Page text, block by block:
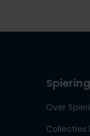
Over
Collecties